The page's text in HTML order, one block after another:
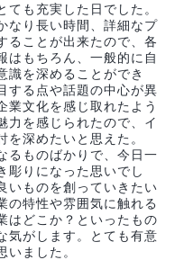
ても充実した日でした。
なり長い時間、詳細なプ
ることが出来たので、各
はもちろん、一般的に自
識を深めることができ
する点や話題の中心が異
業文化を感じ取れたよう
力を感じられたので、イ
を深めたいと思えた。
るものばかりで、今日一
彫りになった思いでし
いものを創っていきたい
の特性や雰囲気に触れる
はどこか？といったもの
気がします。とても有意
いました。